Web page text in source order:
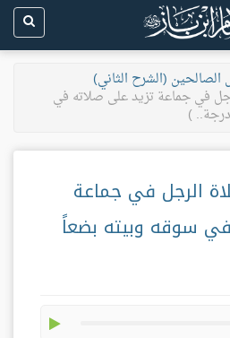
(الشرح الثاني)
في جماعة تزيد على صلاته في
)
الرجل في جماعة
سوقه وبيته بضعاً